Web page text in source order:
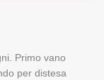
Primo vano
per distesa